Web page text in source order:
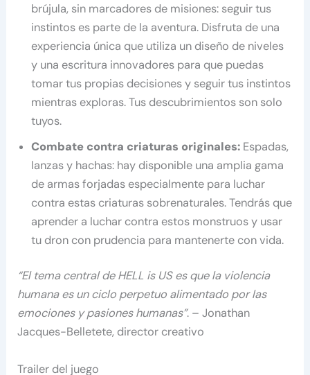
brújula, sin marcadores de misiones: seguir tus
instintos es parte de la aventura. Disfruta de una
experiencia única que utiliza un diseño de niveles
y una escritura innovadores para que puedas
tomar tus propias decisiones y seguir tus instintos
mientras exploras. Tus descubrimientos son solo
tuyos.
Combate contra criaturas originales: Espadas,
lanzas y hachas: hay disponible una amplia gama
de armas forjadas especialmente para luchar
contra estas criaturas sobrenaturales. Tendrás que
aprender a luchar contra estos monstruos y usar
tu dron con prudencia para mantenerte con vida.
“El tema central de HELL is US es que la violencia
humana es un ciclo perpetuo alimentado por las
emociones y pasiones humanas”. – Jonathan
Jacques-Belletete, director creativo
Trailer del juego